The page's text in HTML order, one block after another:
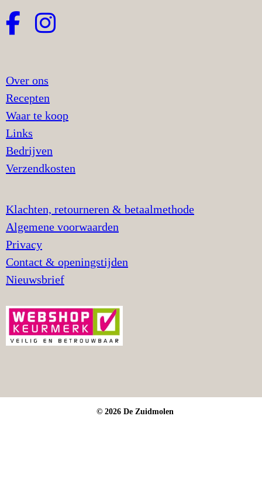
Over ons
Recepten
Waar te koop
Links
Bedrijven
Verzendkosten
Klachten, retourneren & betaalmethode
Algemene voorwaarden
Privacy
Contact & openingstijden
Nieuwsbrief
© 2026 De Zuidmolen